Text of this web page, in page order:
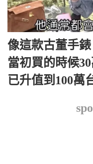
像這款古董手
當初買的時候
已升值到100萬